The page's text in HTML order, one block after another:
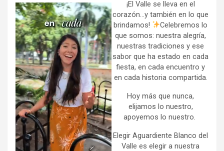
h
¡El Valle se lleva en el
corazón…y también en lo que
brindamos!
Celebremos lo
que somos: nuestra alegría,
nuestras tradiciones y ese
sabor que ha estado en cada
fiesta, en cada encuentro y
en cada historia compartida.
Hoy más que nunca,
elijamos lo nuestro,
apoyemos lo nuestro.
Elegir Aguardiente Blanco del
Valle es elegir a nuestra